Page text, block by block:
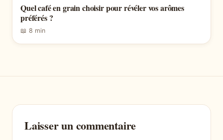
Quel café en grain choisir pour révéler vos arômes
préférés ?
📖 8 min
Laisser un commentaire